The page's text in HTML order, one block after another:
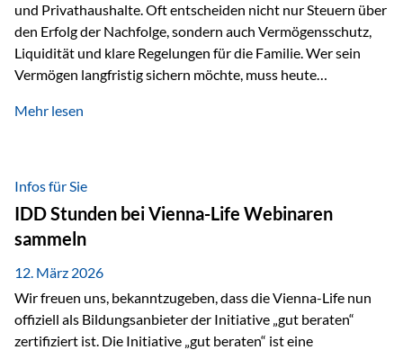
und Privathaushalte. Oft entscheiden nicht nur Steuern über
den Erfolg der Nachfolge, sondern auch Vermögensschutz,
Liquidität und klare Regelungen für die Familie. Wer sein
Vermögen langfristig sichern möchte, muss heute
„Erfolgsformel Liechtenstein“, herausgegeben und verfasst
Vermögensschutz strategisch miteinander verbindet.
Warum klassische Nachfolgeplanung oft scheitert Viele
Vermögen werden erst im Todesfall übertragen. Das kann zu
Problemen führen: Hohe Erbschaftsteuern Streitigkeiten
zwischen Erben Liquiditätsprobleme bei Immobilien…
Mehr lesen
Infos für Sie
IDD Stunden bei Vienna-Life Webinaren
sammeln
12. März 2026
Wir freuen uns, bekanntzugeben, dass die Vienna-Life nun
offiziell als Bildungsanbieter der Initiative „gut beraten“
zertifiziert ist. Die Initiative „gut beraten“ ist eine